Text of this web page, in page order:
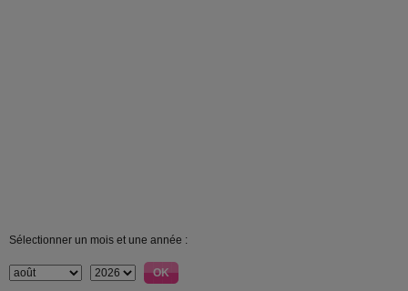
Sélectionner un mois et une année :